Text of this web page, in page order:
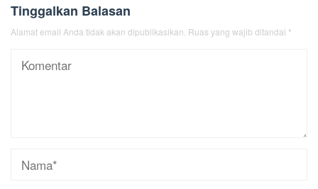
Tinggalkan Balasan
Alamat email Anda tidak akan dipublikasikan. Ruas yang wajib ditandai *